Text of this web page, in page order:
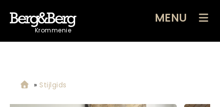
Krommenie
MENU
» Stijlgids